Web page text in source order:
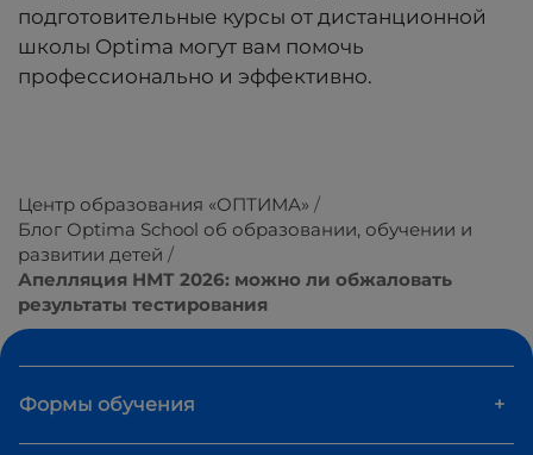
подготовительные курсы от дистанционной
школы Optima могут вам помочь
профессионально и эффективно.
Центр образования «ОПТИМА»
Блог Optima School об образовании, обучении и
развитии детей
Апелляция НМТ 2026: можно ли обжаловать
результаты тестирования
Формы обучения +